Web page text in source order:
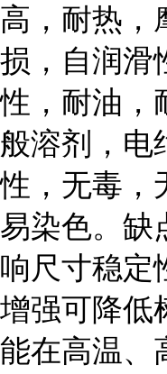
高，耐热，
损，自润滑
性，耐油，
般溶剂，电
性，无毒，
易染色。缺
响尺寸稳定
增强可降低
能在高温、